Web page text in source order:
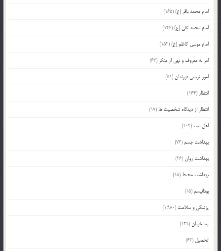
امام محمد باقر (ع)(165)
امام محمد تقی (ع)(146)
امام موسی کاظم (ع)(152)
امر به معروف و نهی از منکر (63)
امور تربیتی فرزندان(51)
انتظار (164)
انتظار از دیدگاه شخصیت ها (17)
اهل بیت (104)
بهداشت جسم(73)
بهداشت روان(26)
بهداشت محیط (18)
بودائیسم(15)
پزشکی و سلامت (1,980)
پند خوبان(129)
تحصیل (62)